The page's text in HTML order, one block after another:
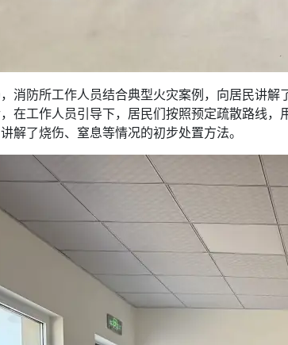
消防所工作人员结合典型火灾案例，向居民讲
在工作人员引导下，居民们按照预定疏散路线
解了烧伤、窒息等情况的初步处置方法。